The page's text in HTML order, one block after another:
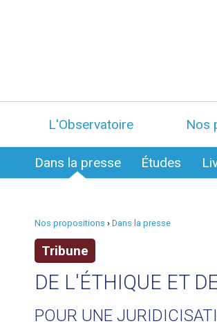
L'Observatoire Nos
Dans la presse Études
Nos propositions › Dans la presse
Tribune
DE L'ÉTHIQUE ET
POUR UNE